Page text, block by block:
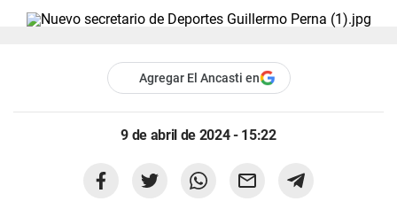
Agregar El Ancasti en
9 de abril de 2024 - 15:22